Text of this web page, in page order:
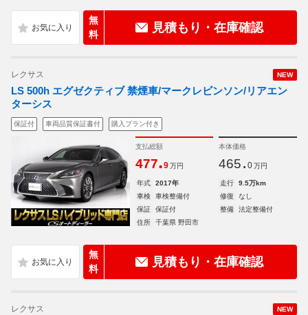
無
料
見積もり・在庫確認
NEW
レクサス
LS 500h エグゼクティブ 禁煙車/マークレビンソン/リアエン
ターシス
保証付 車両品質保証書付 購入プラン付き
支払総額
477.9 万円
本体価格
465. 0 万円
年式 2017年 走行
9.5万km
車検
車検整備付 修復
なし
保証
保証付 整備
法定整備付
住所
千葉県 野田市
無
料
見積もり・在庫確認
NEW
レクサス